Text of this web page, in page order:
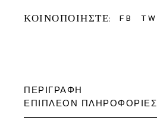
ΚΟΙΝΟΠΟΙΉΣΤΕ: FB TW
ΠΕΡΙΓΡΑΦΉ
ΕΠΙΠΛΈΟΝ ΠΛΗΡΟΦΟΡΊΕΣ